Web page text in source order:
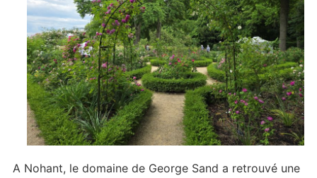
A Nohant, le domaine de George Sand a retrouvé une